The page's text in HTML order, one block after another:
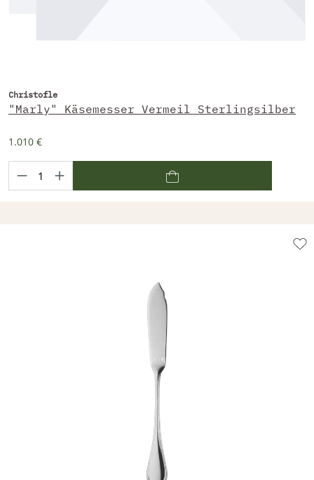
Christofle
"Marly" Käsemesser Vermeil Sterlingsilber
1.010 €